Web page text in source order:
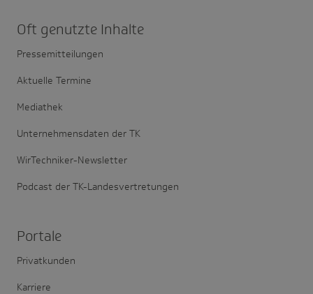
Oft genutzte Inhalte
Pressemitteilungen
Aktuelle Termine
Mediathek
Unternehmensdaten der TK
WirTechniker-Newsletter
Podcast der TK-Landesvertretungen
Portale
Privatkunden
Karriere